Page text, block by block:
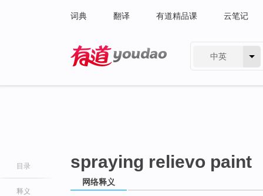
词典 翻译 有道精品课 云笔记
中英
目录
释义
spraying relievo paint
网络释义